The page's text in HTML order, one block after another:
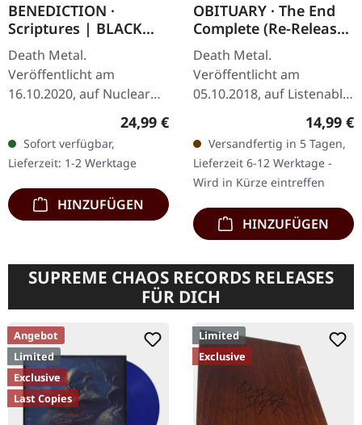
BENEDICTION ·
Scriptures | BLACK
2LP
Death Metal.
Veröffentlicht am
16.10.2020, auf Nuclear
Blast Records. Schwarzes
Doppel-Vinyl im Gatefold-
Cover. Das neueste Werk
der legendären Death…
Regulärer Preis:
24,99 €
Sofort verfügbar,
Lieferzeit: 1-2 Werktage
HINZUFÜGEN
OBITUARY · The End
Complete (Re-Release)
| DIGIPACK CD
Death Metal.
Veröffentlicht am
05.10.2018, auf Listenable
Records. CD im Digipack
Obituarys drittes Album
"The End Complete"
(1992)…
14,99 €
Versandfertig in 5 Tagen,
Lieferzeit 6-12 Werktage -
Wird in Kürze eintreffen
HINZUFÜGEN
SUPREME CHAOS RECORDS RELEASES
FÜR DICH
Angebot
Limited
Exclusive
Last Copies
Limited
Exclusive